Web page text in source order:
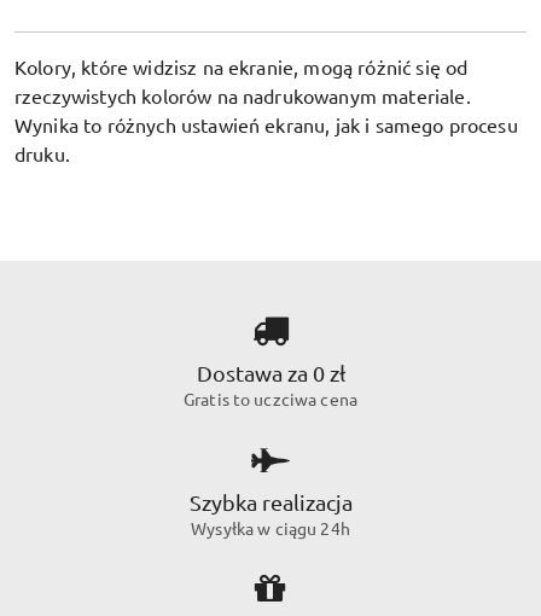
Kolory, które widzisz na ekranie, mogą różnić się od
rzeczywistych kolorów na nadrukowanym materiale.
Wynika to różnych ustawień ekranu, jak i samego procesu
druku.
Dostawa za 0 zł
Gratis to uczciwa cena
Szybka realizacja
Wysyłka w ciągu 24h